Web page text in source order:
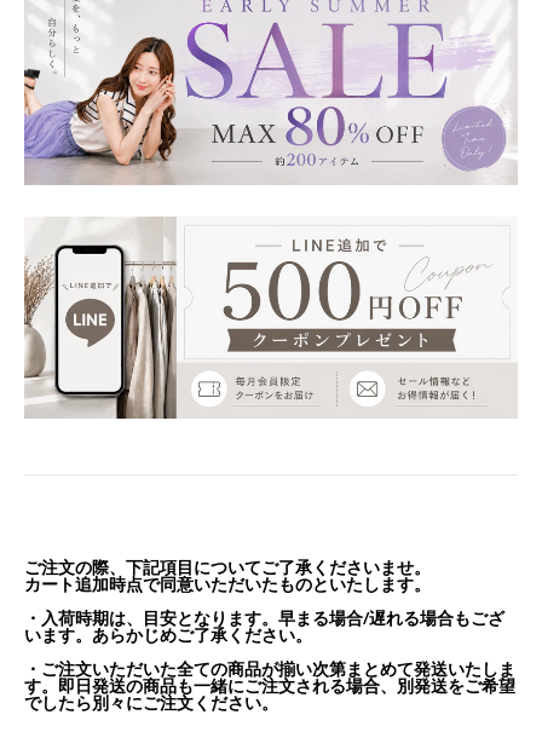
ご注文の際、下記項目についてご了承くださいませ。
カート追加時点で同意いただいたものといたします。
・入荷時期は、目安となります。早まる場合/遅れる場合もござ
います。あらかじめご了承ください。
・ご注文いただいた全ての商品が揃い次第まとめて発送いたしま
す。即日発送の商品も一緒にご注文される場合、別発送をご希望
でしたら別々にご注文ください。